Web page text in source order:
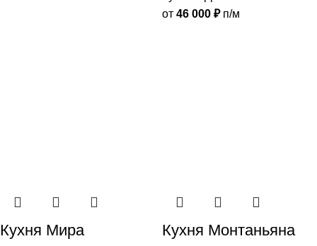
от 46 000 ₽п/м
Кухня Мира Кухня Монтаньяна